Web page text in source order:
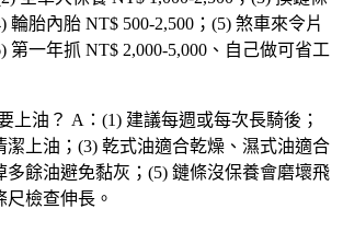
輪胎內胎 NT$ 500-2,500；(5) 煞車來令片
第一年抓 NT$ 2,000-5,000、自己做可省工
上油？ A：(1) 建議每週或每次長騎後；
潔上油；(3) 乾式油適合乾燥、濕式油適合
多餘油避免黏灰；(5) 鏈條沒保養會磨壞飛
尺檢查伸長。